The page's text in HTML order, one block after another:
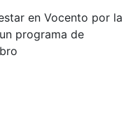
en Vocento por la
programa de